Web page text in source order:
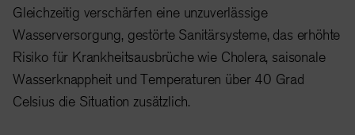
Gleichzeitig verschärfen eine unzuverlässige
Wasserversorgung, gestörte Sanitärsysteme, das erhöhte
Risiko für Krankheitsausbrüche wie Cholera, saisonale
Wasserknappheit und Temperaturen über 40 Grad
Celsius die Situation zusätzlich.